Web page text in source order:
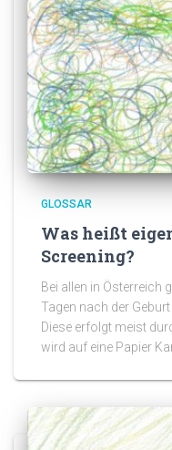
GLOSSAR
Was heißt
Screening?
Bei allen in Österreich
Tagen nach der
Diese erfolgt meist
wird auf eine Papier